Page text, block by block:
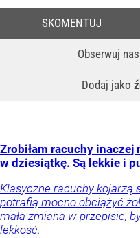
Obserwuj nas
Dodaj jako
SKOMENTUJ
Zrobiłam racuchy inaczej
w dziesiątkę. Są lekkie i
Klasyczne racuchy kojarzą
potrafią mocno obciążyć
mała zmiana w przepisie,
lekkość.